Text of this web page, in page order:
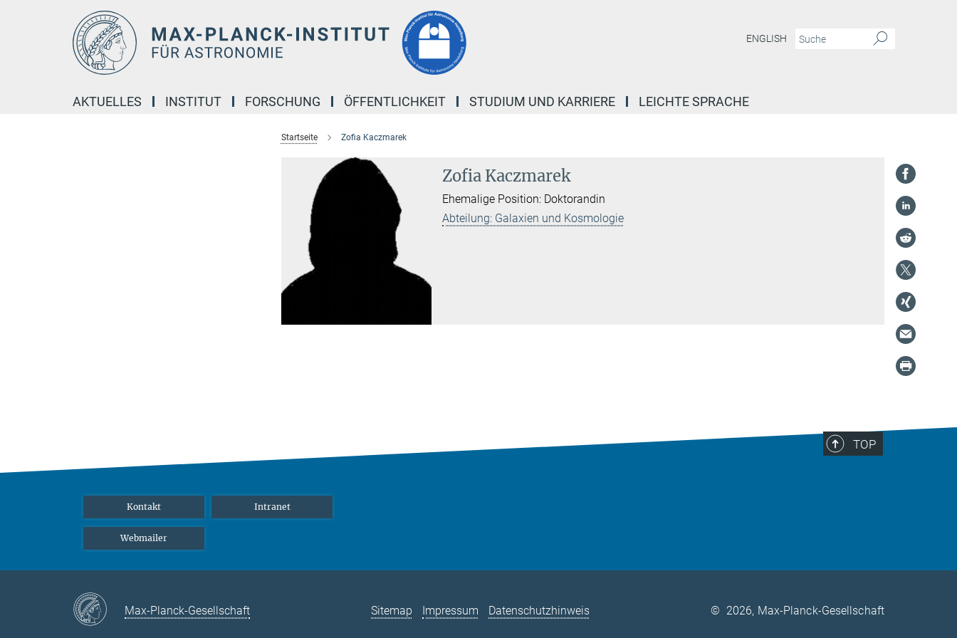
ENGLISH
AKTUELLES INSTITUT FORSCHUNG ÖFFENTLICHKEIT STUDIUM UND KARRIERE LEICHTE SPRACHE
Startseite Zofia Kaczmarek
Zofia Kaczmarek
Ehemalige Position: Doktorandin
Abteilung: Galaxien und Kosmologie
TOP
Kontakt Intranet
Webmailer
Max-Planck-Gesellschaft Sitemap Impressum Datenschutzhinweis © 2026, Max-Planck-Gesellschaft